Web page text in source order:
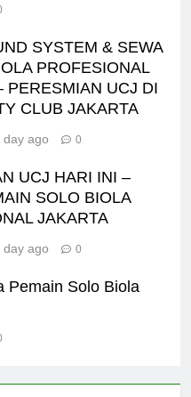
SYSTEM & SEWA
PROFESIONAL
PERESMIAN UCJ DI
CLUB JAKARTA
day ago 0
UCJ HARI INI –
SOLO BIOLA
JAKARTA
day ago 0
Pemain Solo Biola